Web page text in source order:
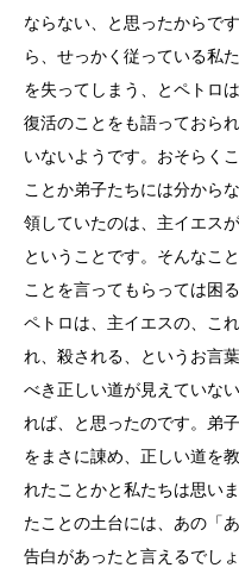
ならない、と思ったからで
ら、せっかく従っている私
を失ってしまう、とペトロ
復活のことをも語っておら
いないようです。おそらく
ことか弟子たちには分から
領していたのは、主イエス
ということです。そんなこ
ことを言ってもらっては困
ペトロは、主イエスの、こ
れ、殺される、というお言
べき正しい道が見えていな
れば、と思ったのです。弟
をまさに諌め、正しい道を
れたことかと私たちは思い
たことの土台には、あの「
告白があったと言えるでし